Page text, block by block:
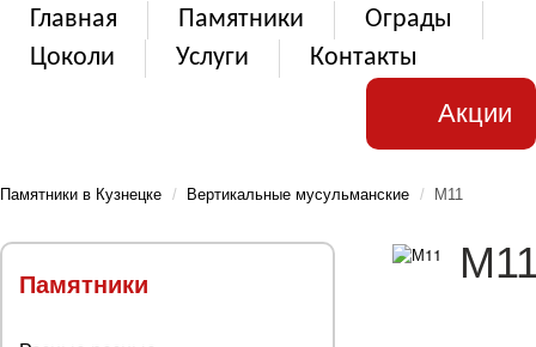
Главная Памятники
Ограды
Цоколи
Услуги Контакты
Акции
Памятники в Кузнецке / Вертикальные мусульманские / М11
Памятники